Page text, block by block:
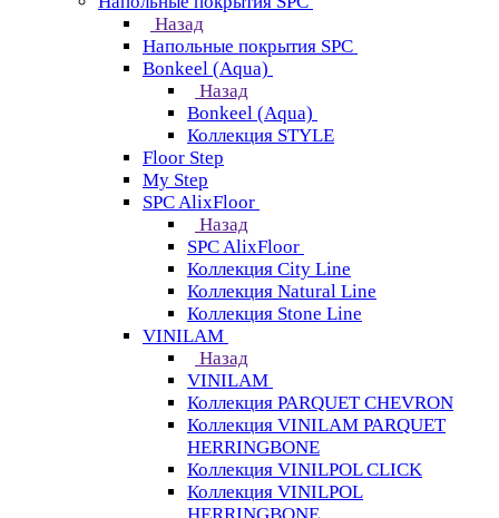
Назад
Напольные покрытия SPC
Bonkeel (Aqua)
Назад
Bonkeel (Aqua)
Коллекция STYLE
Floor Step
My Step
SPC AlixFloor
Назад
SPC AlixFloor
Коллекция City Line
Коллекция Natural Line
Коллекция Stone Line
VINILAM
Назад
VINILAM
Коллекция PARQUET CHEVRON
Коллекция VINILAM PARQUET
HERRINGBONE
Коллекция VINILPOL CLICK
Коллекция VINILPOL